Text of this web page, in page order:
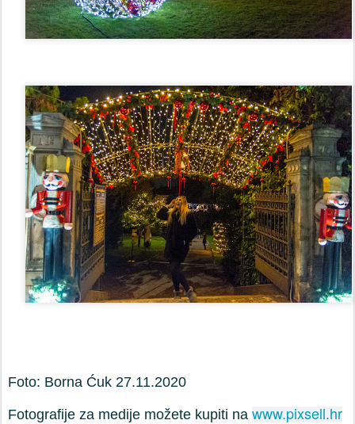
Foto: Borna Ćuk 27.11.2020
Fotografije za medije možete kupiti na www.pixsell.hr